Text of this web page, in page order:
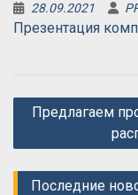
28.09.2021
Презентация
Навигация
записям
Предлагаем
Последние